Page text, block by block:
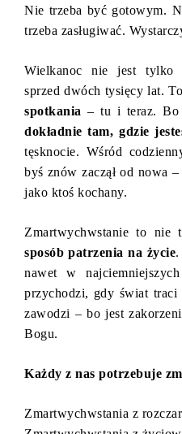
Nie trzeba być gotowym.
trzeba zasługiwać.
Wielkanoc nie jest tylko
sprzed dwóch tysięcy lat.
spotkania – tu i teraz.
dokładnie tam, gdzie
tęsknocie. Wśród
byś znów zaczął od nowa
jako ktoś kochany.
Zmartwychwstanie to
sposób patrzenia na życie.
nawet w
przychodzi, gdy świat traci
zawodzi – bo jest
Bogu.
Każdy z nas potrzebuje
Zmartwychwstania z